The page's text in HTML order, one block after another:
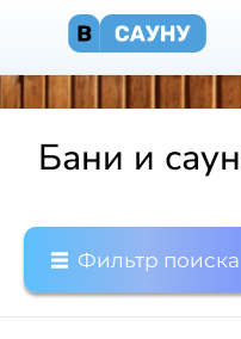
Бани и
Фильтр поиска